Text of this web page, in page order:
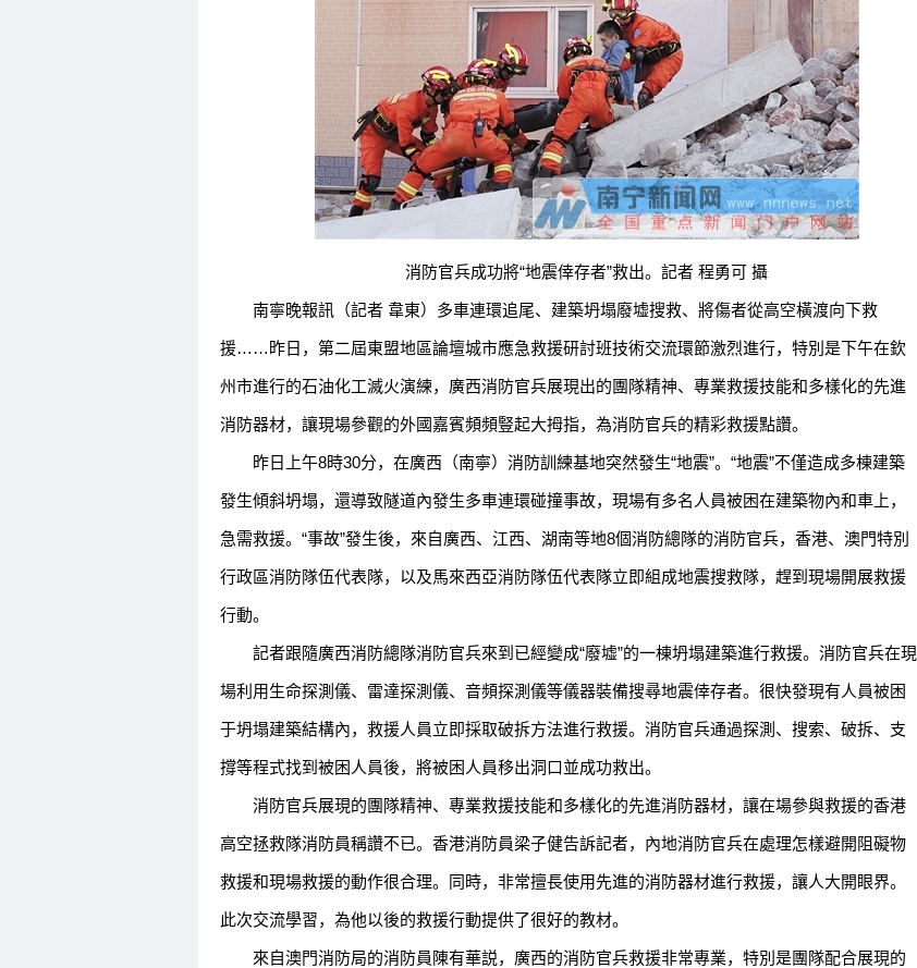
消防官兵成功將“地震倖存者”救出。記者 程勇可 攝
南寧晚報訊（記者 韋東）多車連環追尾、建築坍塌廢墟搜救、將傷者從高空橫渡向下救
援……昨日，第二屆東盟地區論壇城市應急救援研討班技術交流環節激烈進行，特別是下午在欽
州市進行的石油化工滅火演練，廣西消防官兵展現出的團隊精神、專業救援技能和多樣化的先進
消防器材，讓現場參觀的外國嘉賓頻頻豎起大拇指，為消防官兵的精彩救援點讚。
昨日上午8時30分，在廣西（南寧）消防訓練基地突然發生“地震”。“地震”不僅造成多棟建築
發生傾斜坍塌，還導致隧道內發生多車連環碰撞事故，現場有多名人員被困在建築物內和車上，
急需救援。“事故”發生後，來自廣西、江西、湖南等地8個消防總隊的消防官兵，香港、澳門特別
行政區消防隊伍代表隊，以及馬來西亞消防隊伍代表隊立即組成地震搜救隊，趕到現場開展救援
行動。
記者跟隨廣西消防總隊消防官兵來到已經變成“廢墟”的一棟坍塌建築進行救援。消防官兵在現
場利用生命探測儀、雷達探測儀、音頻探測儀等儀器裝備搜尋地震倖存者。很快發現有人員被困
于坍塌建築結構內，救援人員立即採取破拆方法進行救援。消防官兵通過探測、搜索、破拆、支
撐等程式找到被困人員後，將被困人員移出洞口並成功救出。
消防官兵展現的團隊精神、專業救援技能和多樣化的先進消防器材，讓在場參與救援的香港
高空拯救隊消防員稱讚不已。香港消防員梁子健告訴記者，內地消防官兵在處理怎樣避開阻礙物
救援和現場救援的動作很合理。同時，非常擅長使用先進的消防器材進行救援，讓人大開眼界。
此次交流學習，為他以後的救援行動提供了很好的教材。
來自澳門消防局的消防員陳有華説，廣西的消防官兵救援非常專業，特別是團隊配合展現的